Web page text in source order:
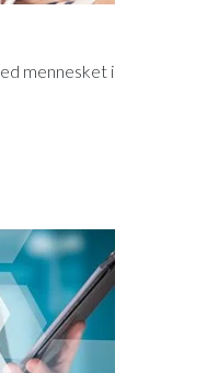
mennesket i